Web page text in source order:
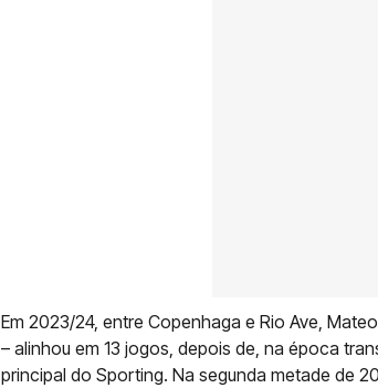
Em 2023/24, entre Copenhaga e Rio Ave,
– alinhou em 13 jogos, depois de, na época
principal do Sporting. Na segunda metade de